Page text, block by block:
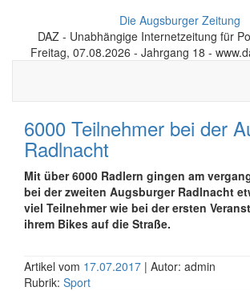
Die Augsburger Zeitung
DAZ - Unabhängige Internetzeitung für
Freitag, 07.08.2026 - Jahrgang 18 -
6000 Teilnehmer bei der
Radlnacht
Mit über 6000 Radlern gingen am
bei der zweiten Augsburger Radlnacht
viel Teilnehmer wie bei der ersten
ihrem Bikes auf die Straße.
Artikel vom 17.07.2017 | Autor: admin
Rubrik: Sport